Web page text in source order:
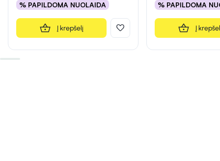
% PAPILDOMA NUOLAIDA
Į krepšelį
% PAPILDOMA
Į